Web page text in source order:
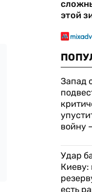
этой
Запад
войну
Удар
Киеву:
есть